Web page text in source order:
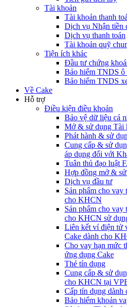
Tài khoản
Tài khoản thanh
Dịch vụ Nhận tiền
Dịch vụ thanh toán
Tài khoản quỹ
Tiện ích khác
Đầu tư chứng
Bảo hiểm TNDS ô
Bảo hiểm TNDS
Về Cake
Hỗ trợ
Điều kiện điều khoản
Bảo vệ dữ liệu cá
Mở & sử dụng Tài
Phát hành & sử
Cung cấp & sử
áp dụng đối với
Tuân thủ đạo luật
Hợp đồng mở &
Dịch vụ đầu tư
Sản phẩm cho
cho KHCN
Sản phẩm cho
cho KHCN sử
Liên kết ví điện tử
Cake dành cho
Cho vay hạn mức
ứng dụng Cake
Thẻ tín dụng
Cung cấp & sử
cho KHCN tại
Cấp tín dụng
Bảo hiểm khoản